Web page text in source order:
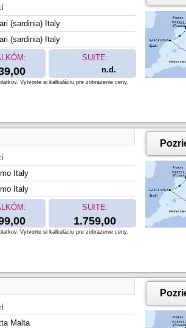
(sardinia) Italy
(sardinia) Italy
SUITE:
n.d.
Vytvorte si kalkuláciu pre zobrazenie ceny.
Italy
Italy
SUITE:
1.759,00
Vytvorte si kalkuláciu pre zobrazenie ceny.
Malta